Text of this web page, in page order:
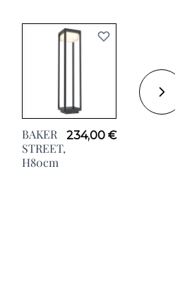
BAKER
STREET,
H80cm
234,00 €